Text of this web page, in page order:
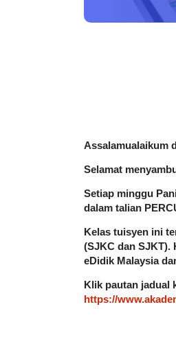
Assalamualaikum
Selamat
Setiap minggu
dalam talian
Kelas tuisyen ini
(SJKC dan SJKT).
eDidik Malaysia
Klik pautan jadual
https://